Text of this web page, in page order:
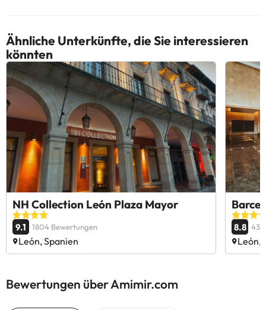
Ähnliche Unterkünfte, die Sie interessieren
könnten
NH Collection León Plaza Mayor
9.1 1804 Bewertungen
León, Spanien
8.8
León,
Bewertungen über Amimir.com